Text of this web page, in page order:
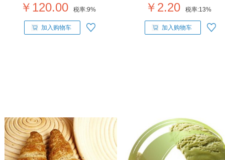
￥120.00 税率:9%
加入购物车
￥2.20 税率:13%
加入购物车